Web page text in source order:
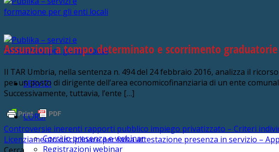
SERVIZI
CORSI
Corsi in presenza e webinar
Registrazioni webinar
Assunzioni a tempo determinato e scorrimento graduatorie
Il TAR Umbria, nella sentenza n. 494 del 24 febbraio 2016, analizza il
per un posto di dirigente dell’area economicofinanziaria di un ente
Successivamente, tuttavia, l’ente […]
Controversie inerenti rapporti pubblico impiego privatizzato – Criteri
Licenziamento disciplinare per falsa attestazione presenza in servizio –